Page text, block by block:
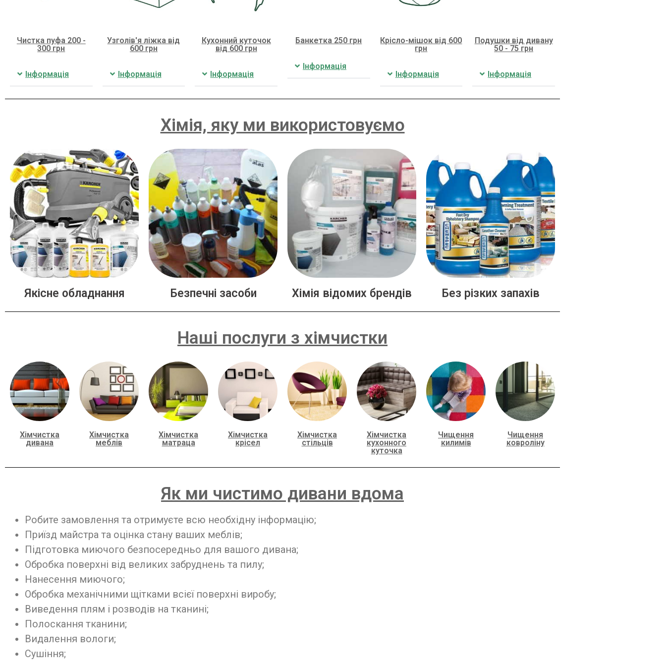
Чистка пуфа 200 -
300 грн
Інформація
Узголів'я ліжка від
600 грн
Інформація
Кухонний куточок
від 600 грн
Інформація
Банкетка 250 грн
Інформація
Крісло-мішок від 600
грн
Інформація
Подушки від дивану
50 - 75 грн
Інформація
Хімія, яку ми використовуємо
Якісне обладнання Безпечні засоби Хімія відомих брендів Без різких запахів
Наші послуги з хімчистки
Хімчистка
дивана
Хімчистка
меблів
Хімчистка
матраца
Хімчистка
крісел
Хімчистка
стільців
Хімчистка
кухонного
куточка
Чищення
килимів
Чищення
ковроліну
Як ми чистимо дивани вдома
Робите замовлення та отримуєте всю необхідну інформацію;
Приїзд майстра та оцінка стану ваших меблів;
Підготовка миючого безпосередньо для вашого дивана;
Обробка поверхні від великих забруднень та пилу;
Нанесення миючого;
Обробка механічними щітками всієї поверхні виробу;
Виведення плям і розводів на тканині;
Полоскання тканини;
Видалення вологи;
Сушіння;